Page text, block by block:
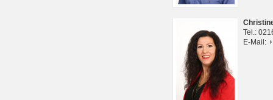
Tel.:
E-Mail: